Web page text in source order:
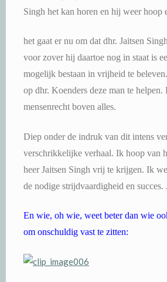
Singh het kan horen en hij weer hoop
het gaat er nu om dat dhr. Jaitsen
voor zover hij daartoe nog in staat is
mogelijk bestaan in vrijheid te
op dhr. Koenders deze man te helpen.
mensenrecht boven alles.
Diep onder de indruk van dit intens
verschrikkelijke verhaal. Ik hoop van
heer Jaitsen Singh vrij te krijgen. Ik
de nodige strijdvaardigheid en succes.
En wie, oh wie, weet beter dan wie
om onschuldig vast te zitten: